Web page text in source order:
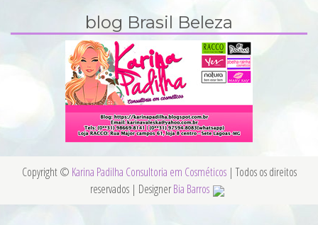
blog Brasil Beleza
Copyright © Karina Padilha Consultoria em Cosméticos | Todos os direitos
reservados | DesignerBia Barros